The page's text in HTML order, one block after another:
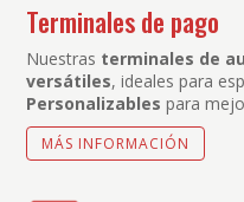
Terminales de pago
Nuestras terminales de
versátiles, ideales para
Personalizables para
MÁS INFORMACIÓN